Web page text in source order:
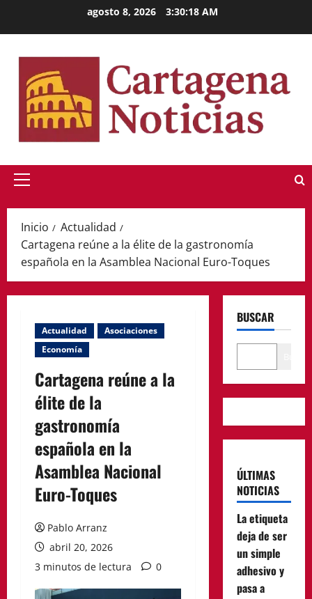
agosto 8, 2026 3:30:19 AM
Menú
Inicio
Actualidad
Cartagena reúne a la élite de la gastronomía
española en la Asamblea Nacional Euro-Toques
Actualidad
Asociaciones
Economía
Cartagena reúne a la
élite de la
gastronomía
española en la
Asamblea Nacional
Euro-Toques
Pablo Arranz
abril 20, 2026
3 minutos de lectura
0
BUSCAR
ÚLTIMAS
NOTICIAS
La etiqueta
deja de ser
un simple
adhesivo y
pasa a